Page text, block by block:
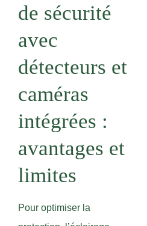
de sécurité
avec
détecteurs et
caméras
intégrées :
avantages et
limites
Pour optimiser la